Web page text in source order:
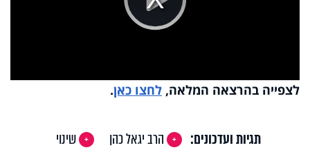
Play
Video
לצפייה בהרצאה המלאה, לחצו כאן.
תגיות ועדכונים: הרב יגאל כהן
שינוי